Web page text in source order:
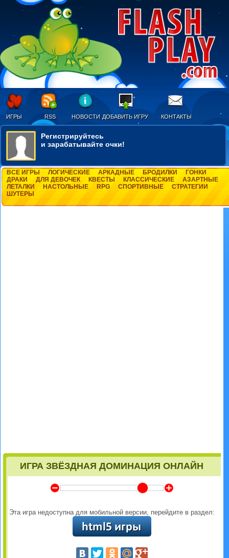
ИГРЫ RSS НОВОСТИ ДОБАВИТЬ ИГРУ КОНТАКТЫ
Регистрируйтесь
и зарабатывайте очки!
ВСЕ ИГРЫ ЛОГИЧЕСКИЕ АРКАДНЫЕ БРОДИЛКИ
ГОНКИ
ДРАКИ
ДЛЯ ДЕВОЧЕК КВЕСТЫ КЛАССИЧЕСКИЕ
АЗАРТНЫЕ
ЛЕТАЛКИ
НАСТОЛЬНЫЕ RPG СПОРТИВНЫЕ
СТРАТЕГИИ
ШУТЕРЫ
ИГРА ЗВЁЗДНАЯ ДОМИНАЦИЯ ОНЛАЙН
Y Z
Эта игра недоступна для мобильной версии, перейдите в раздел: